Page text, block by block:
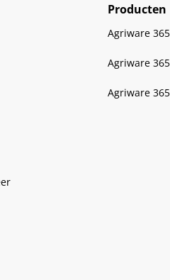
Producten
Agriware
Agriware
Agriware